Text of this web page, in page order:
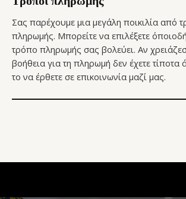
Σας παρέχουμε μια μεγάλη ποικιλία από
πληρωμής. Μπορείτε να επιλέξετε
τρόπο πληρωμής σας βολεύει. Αν
βοήθεια για τη πληρωμή δεν έχετε τίποτα
το να έρθετε σε επικοινωνία μαζί μας.